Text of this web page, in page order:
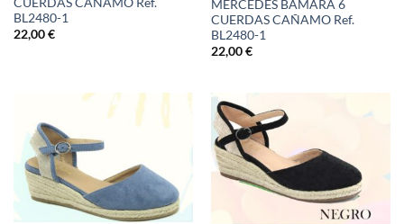
BL2480-1
22,00€
MERCEDES BAMARA 6
CUERDAS CAÑAMO Ref.
BL2480-1
22,00€